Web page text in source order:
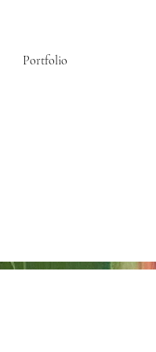
Portfolio